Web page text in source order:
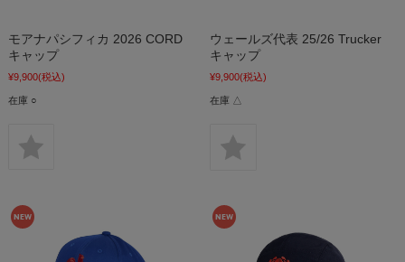
モアナパシフィカ 2026 CORD
キャップ
¥9,900(税込)
在庫 ○
ウェールズ代表 25/26 Trucker
キャップ
¥9,900(税込)
在庫 △